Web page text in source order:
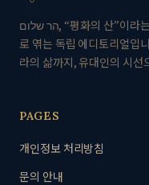
הר שלום, “평화의 산”이라는 이름 아래 유대 문화와 전통을 글
로 엮는 독립 에디토리얼입
라의 삶까지, 유대인의 시선
PAGES
개인정보 처리방침
문의 안내